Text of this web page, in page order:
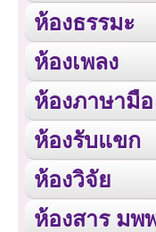
ห้องธรรมะ
ห้องเพลง
ห้องภาษามือ
ห้องรับแขก
ห้องวิจัย
ห้องสาร มพ